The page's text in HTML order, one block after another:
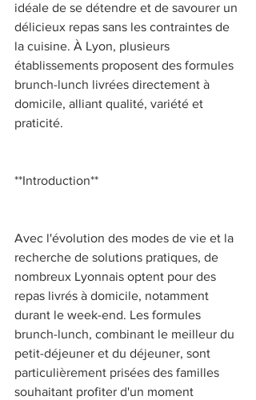
idéale de se détendre et de savourer un
délicieux repas sans les contraintes de
la cuisine. À Lyon, plusieurs
établissements proposent des formules
brunch-lunch livrées directement à
domicile, alliant qualité, variété et
praticité.
**Introduction**
Avec l'évolution des modes de vie et la
recherche de solutions pratiques, de
nombreux Lyonnais optent pour des
repas livrés à domicile, notamment
durant le week-end. Les formules
brunch-lunch, combinant le meilleur du
petit-déjeuner et du déjeuner, sont
particulièrement prisées des familles
souhaitant profiter d'un moment